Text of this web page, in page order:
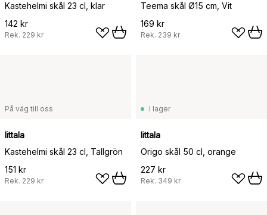
Kastehelmi skål 23 cl, klar
142 kr
Rek. 229 kr
Teema skål Ø15 cm, Vit
169 kr
Rek. 239 kr
På väg till oss
Iittala
Kastehelmi skål 23 cl, Tallgrön
151 kr
Rek. 229 kr
I lager
Iittala
Origo skål 50 cl, orange
227 kr
Rek. 349 kr